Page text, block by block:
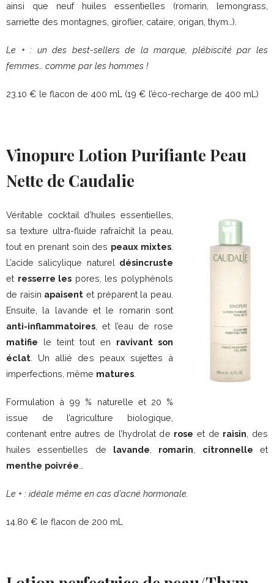
ainsi que neuf huiles essentielles (romarin, lemongrass,
sarriette des montagnes, giroflier, cataire, origan, thym…).
Le + : un des best-sellers de la marque, plébiscité par les
femmes… comme par les hommes !
23.10 € le flacon de 400 mL (19 € l’éco-recharge de 400 mL)
Vinopure Lotion Purifiante Peau
Nette de Caudalie
Véritable cocktail d’huiles essentielles,
sa texture ultra-fluide rafraîchit la peau,
tout en prenant soin des peaux mixtes
L’acide salicylique naturel désincruste
et resserre les pores, les polyphénols
de raisin apaisent et préparent la peau.
Ensuite, la lavande et le romarin sont
anti-inflammatoires , et l’eau de rose
matifie le teint tout en ravivant son
éclat . Un allié des peaux sujettes à
imperfections, même matures
Formulation à 99 % naturelle et 20 %
issue de l’agriculture biologique,
contenant entre autres de l’hydrolat de rose et de raisin , des
huiles essentielles de lavande romarin citronnelle et
menthe poivrée
Le + : idéale même en cas d’acné hormonale.
14.80 € le flacon de 200 mL